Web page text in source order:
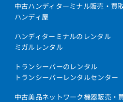
中古ハンディターミナル販売・買
ハンディ屋
ハンディターミナルのレンタル
ミガルレンタル
トランシーバーのレンタル
トランシーバーレンタルセンター
中古美品ネットワーク機器販売・